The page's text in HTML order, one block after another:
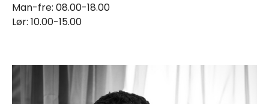
Man-fre: 08.00-18.00
Lør: 10.00-15.00